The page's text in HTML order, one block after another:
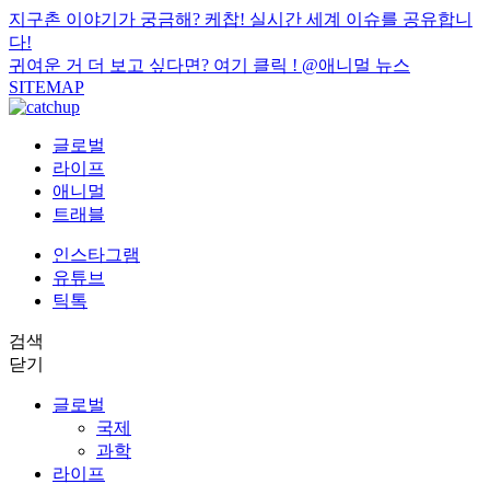
지구촌 이야기가 궁금해? 케찹! 실시간 세계 이슈를 공유합니
다!
귀여운 거 더 보고 싶다면? 여기 클릭 ! @애니멀 뉴스
SITEMAP
글로벌
라이프
애니멀
트래블
인스타그램
유튜브
틱톡
검색
닫기
글로벌
국제
과학
라이프